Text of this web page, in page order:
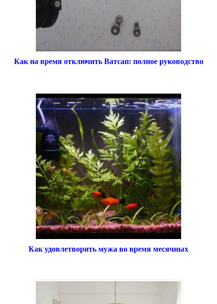
Как на время отключить Ватсап: полное руководство
Как удовлетворить мужа во время месячных